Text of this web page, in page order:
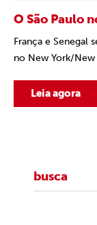
O São Paulo
França e Senegal
no New York/
Leia agora